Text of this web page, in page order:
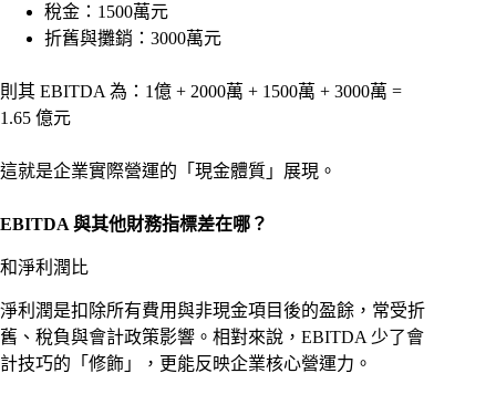
稅金：1500萬元
折舊與攤銷：3000萬元
則其 EBITDA 為：1億 + 2000萬 + 1500萬 + 3000萬 =
1.65 億元
這就是企業實際營運的「現金體質」展現。
EBITDA 與其他財務指標差在哪？
和淨利潤比
淨利潤是扣除所有費用與非現金項目後的盈餘，常受折
舊、稅負與會計政策影響。相對來說，EBITDA 少了會
計技巧的「修飾」，更能反映企業核心營運力。